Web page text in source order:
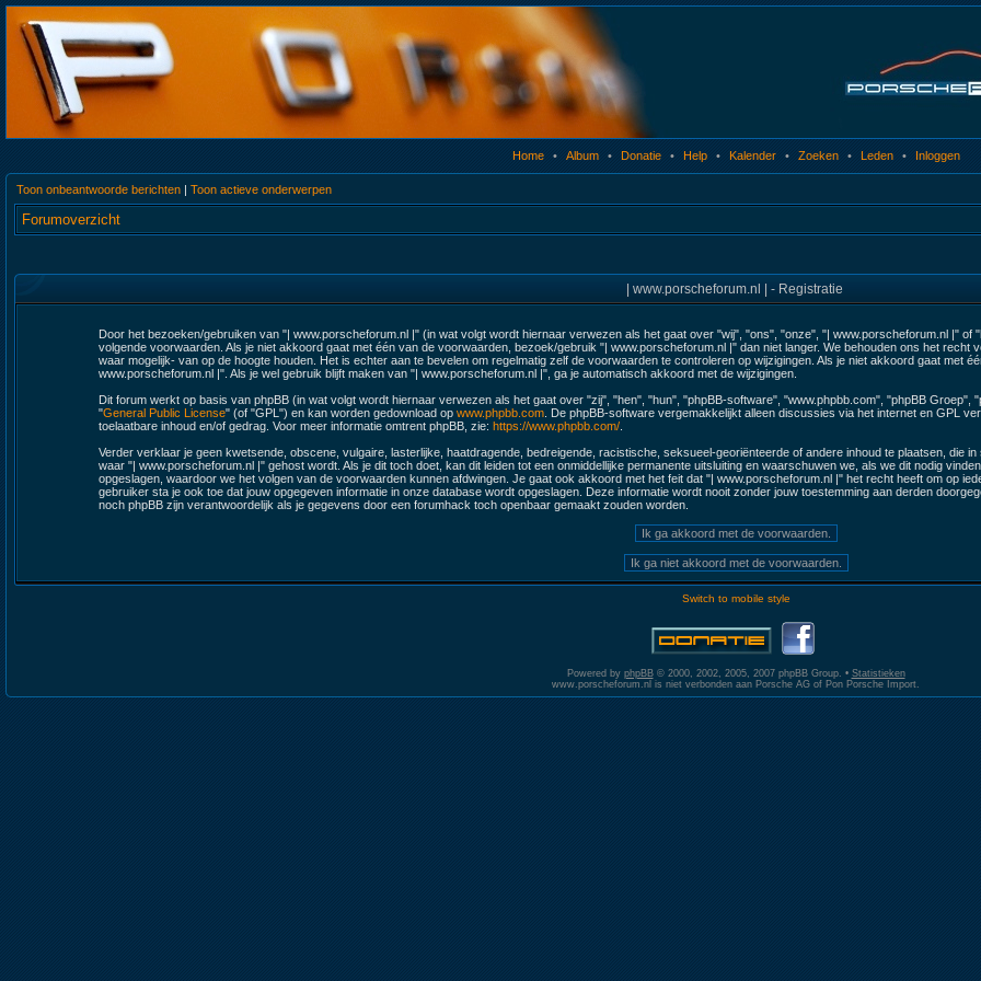
Home • Album • Donatie • Help • Kalender • Zoeken • Leden • Inloggen
Toon onbeantwoorde berichten | Toon actieve onderwerpen
Forumoverzicht
| www.porscheforum.nl | - Registratie
Door het bezoeken/gebruiken van "| www.porscheforum.nl |" (in wat volgt wordt hiernaar verwezen als het gaat over "wij", "ons", "onze", "| www.porscheforum.nl |"
volgende voorwaarden. Als je niet akkoord gaat met één van de voorwaarden, bezoek/gebruik "| www.porscheforum.nl |" dan niet langer. We behouden ons het recht
waar mogelijk- van op de hoogte houden. Het is echter aan te bevelen om regelmatig zelf de voorwaarden te controleren op wijzigingen. Als je niet akkoord gaat met
www.porscheforum.nl |". Als je wel gebruik blijft maken van "| www.porscheforum.nl |", ga je automatisch akkoord met de wijzigingen.
Dit forum werkt op basis van phpBB (in wat volgt wordt hiernaar verwezen als het gaat over "zij", "hen", "hun", "phpBB-software", "www.phpbb.com", "phpBB Groep",
"General Public License" (of "GPL") en kan worden gedownload op www.phpbb.com. De phpBB-software vergemakkelijkt alleen discussies via het internet en GPL
toelaatbare inhoud en/of gedrag. Voor meer informatie omtrent phpBB, zie: https://www.phpbb.com/.
Verder verklaar je geen kwetsende, obscene, vulgaire, lasterlijke, haatdragende, bedreigende, racistische, seksueel-georiënteerde of andere inhoud te plaatsen, die
waar "| www.porscheforum.nl |" gehost wordt. Als je dit toch doet, kan dit leiden tot een onmiddellijke permanente uitsluiting en waarschuwen we, als we dit nodig
opgeslagen, waardoor we het volgen van de voorwaarden kunnen afdwingen. Je gaat ook akkoord met het feit dat "| www.porscheforum.nl |" het recht heeft om op
gebruiker sta je ook toe dat jouw opgegeven informatie in onze database wordt opgeslagen. Deze informatie wordt nooit zonder jouw toestemming aan derden
noch phpBB zijn verantwoordelijk als je gegevens door een forumhack toch openbaar gemaakt zouden worden.
Switch to mobile style
Powered by phpBB© 2000, 2002, 2005, 2007 phpBB Group. • Statistieken
www.porscheforum.nl is niet verbonden aan Porsche AG of Pon Porsche Import.